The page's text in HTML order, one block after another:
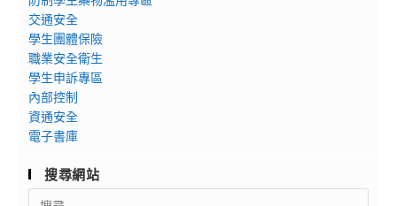
交通安全
學生團體保險
職業安全衛生
學生申訴專區
內部控制
資通安全
電子書庫
搜尋網站
Search